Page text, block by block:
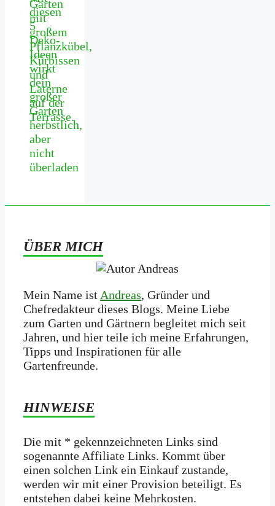
diesen
5
Deko-
Ideen
wirkt
dein
großer
Garten
herbstlich,
aber
nicht
überladen
ÜBER MICH
Mein Name ist Andreas, Gründer und
Chefredakteur dieses Blogs. Meine Liebe
zum Garten und Gärtnern begleitet mich seit
Jahren, und hier teile ich meine Erfahrungen,
Tipps und Inspirationen für alle
Gartenfreunde.
HINWEISE
Die mit * gekennzeichneten Links sind
sogenannte Affiliate Links. Kommt über
einen solchen Link ein Einkauf zustande,
werden wir mit­ einer Provision beteiligt. Es
entstehen dabei keine Mehrkosten.